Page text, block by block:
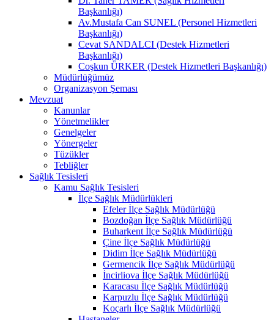
Başkanlığı)
Av.Mustafa Can SUNEL (Personel Hizmetleri
Başkanlığı)
Cevat SANDALCI (Destek Hizmetleri
Başkanlığı)
Coşkun ÜRKER (Destek Hizmetleri Başkanlığı)
Müdürlüğümüz
Organizasyon Şeması
Mevzuat
Kanunlar
Yönetmelikler
Genelgeler
Yönergeler
Tüzükler
Tebliğler
Sağlık Tesisleri
Kamu Sağlık Tesisleri
İlçe Sağlık Müdürlükleri
Efeler İlçe Sağlık Müdürlüğü
Bozdoğan İlçe Sağlık Müdürlüğü
Buharkent İlçe Sağlık Müdürlüğü
Çine İlçe Sağlık Müdürlüğü
Didim İlçe Sağlık Müdürlüğü
Germencik İlçe Sağlık Müdürlüğü
İncirliova İlçe Sağlık Müdürlüğü
Karacasu İlçe Sağlık Müdürlüğü
Karpuzlu İlçe Sağlık Müdürlüğü
Koçarlı İlçe Sağlık Müdürlüğü